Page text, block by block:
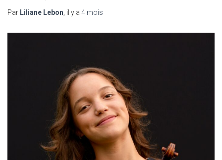
Par Liliane Lebon , il y a 4 mois